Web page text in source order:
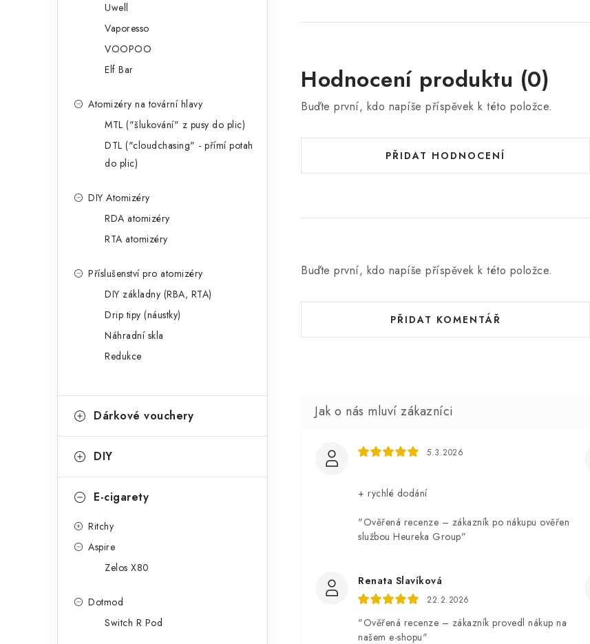
Uwell
Vaporesso
VOOPOO
Elf Bar
Atomizéry na tovární hlavy
MTL ("šlukování" z pusy do plic)
DTL ("cloudchasing" - přímí potah
do plic)
DIY Atomizéry
RDA atomizéry
RTA atomizéry
Příslušenství pro atomizéry
DIY základny (RBA, RTA)
Drip tipy (náustky)
Náhradní skla
Redukce
Dárkové vouchery
DIY
E-cigarety
Ritchy
Aspire
Zelos X80
Dotmod
Switch R Pod
Hodnocení produktu (0)
Buďte první, kdo napíše příspěvek k této položce.
PŘIDAT HODNOCENÍ
Buďte první, kdo napíše příspěvek k této položce.
PŘIDAT KOMENTÁŘ
5.3.2026
+ rychlé dodání
"Ověřená recenze – zákazník po nákupu ověřen
službou Heureka Group"
Renata Slavíková
22.2.2026
"Ověřená recenze – zákazník provedl nákup na
našem e-shopu"